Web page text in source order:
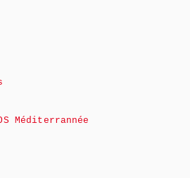
Méditerrannée